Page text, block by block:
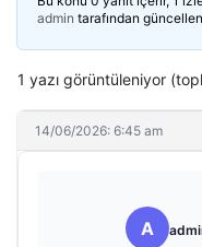
admin tarafından
1 yazı görüntüleniyor
14/06/2026: 6:45 am
A